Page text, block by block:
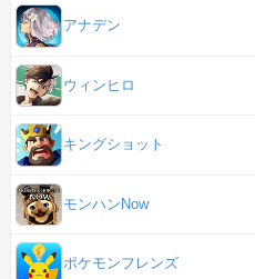
アナデン
ウィンヒロ
キングショット
モンハンNow
ポケモンフレンズ